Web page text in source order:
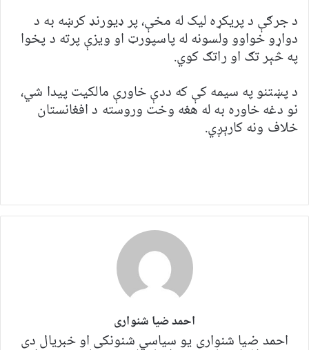
د جرګې د پریکړه لیک له مخې، پر ډیورنډ کرښه به د
دواړو خواوو ولسونه له پاسپورټ او ویزې پرته د پخوا
په څېر تګ او راتګ کوي.
د پښتنو په سیمه کې که ددې خاورې مالکیت پیدا شي،
نو دغه خاوره به له هغه وخت وروسته د افغانستان
خلاف ونه کارېږي.
احمد ضیا شنواری
احمد ضیا شنواری یو سياسي شنونکی او خبریال دی